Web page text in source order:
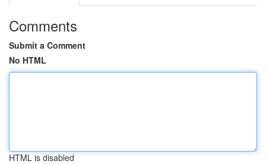
Comments
Submit a Comment
No HTML
HTML is disabled